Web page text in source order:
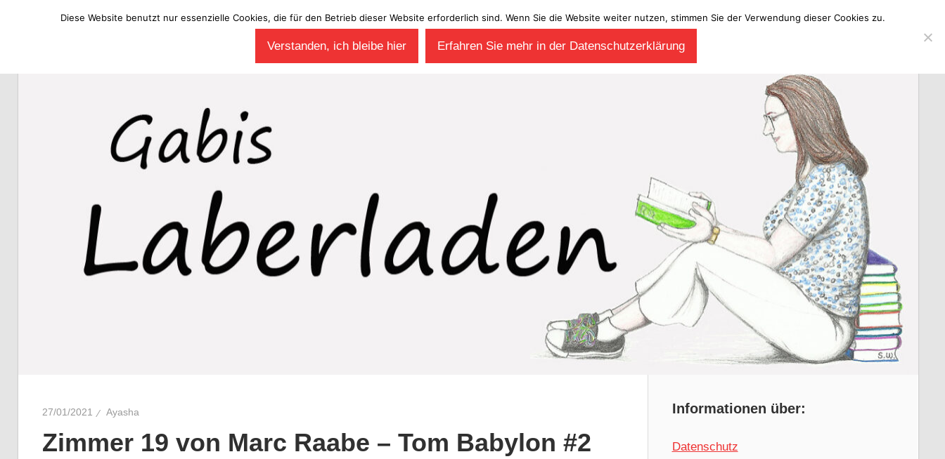
27/01/2021 Ayasha
Zimmer 19 von Marc Raabe – Tom Babylon #2
Informationen über:
Datenschutz
Diese Website benutzt nur essenzielle Cookies, die für den Betrieb dieser Website erforderlich sind. Wenn Sie die Website weiter nutzen, stimmen Sie der Verwendung dieser Cookies zu.
Verstanden, ich bleibe hier Erfahren Sie mehr in der Datenschutzerklärung